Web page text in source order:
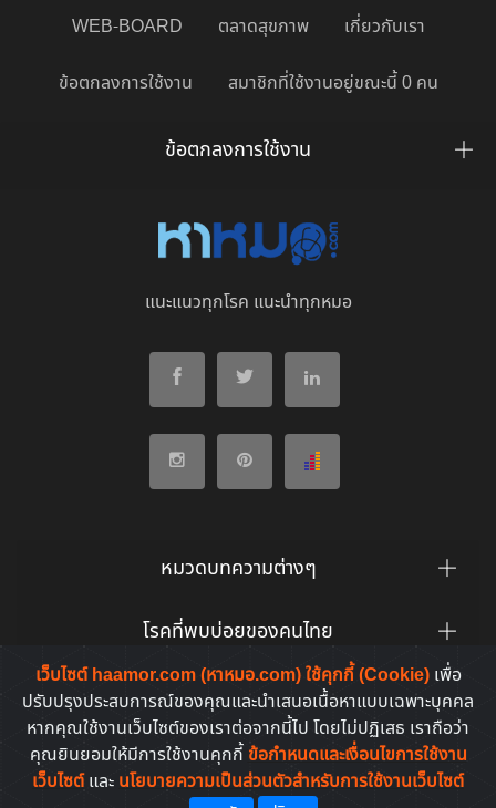
เว็บไซต์ haamor.com (หาหมอ.com) ใช้คุกกี้ (Cookie) เพื่อ
ปรับปรุงประสบการณ์ของคุณและนำเสนอเนื้อหาแบบเฉพาะบุคคล
หากคุณใช้งานเว็บไซต์ของเราต่อจากนี้ไป โดยไม่ปฏิเสธ เราถือว่า
คุณยินยอมให้มีการใช้งานคุกกี้ ข้อกำหนดและเงื่อนไขการใช้งาน
เว็บไซต์และ นโยบายความเป็นส่วนตัวสำหรับการใช้งานเว็บไซต์
WEB-BOARD ตลาดสุขภาพ เกี่ยวกับเรา
ข้อตกลงการใช้งาน สมาชิกที่ใช้งานอยู่ขณะนี้ 0 คน
ข้อตกลงการใช้งาน
แนะแนวทุกโรค แนะนำทุกหมอ
หมวดบทความต่างๆ
โรคที่พบบ่อยของคนไทย
ยาที่คนไทยค้นหาบ่อย
Copyright © 2011-2026. All rights reserved | by